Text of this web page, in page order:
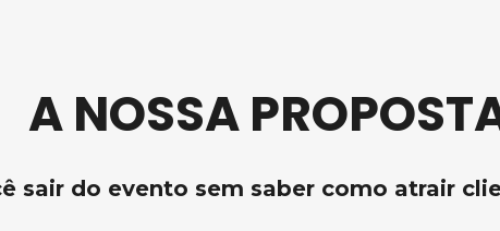
A NOSSA
sair do evento sem saber como atrair